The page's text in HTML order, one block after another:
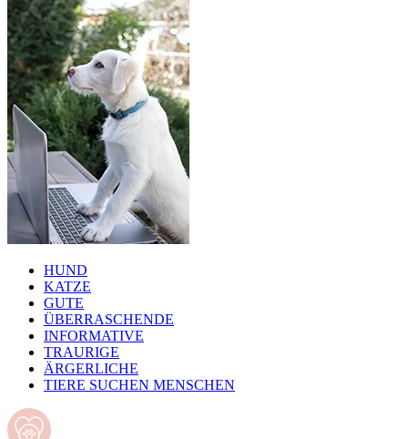
HUND
KATZE
GUTE
ÜBERRASCHENDE
INFORMATIVE
TRAURIGE
ÄRGERLICHE
TIERE SUCHEN MENSCHEN